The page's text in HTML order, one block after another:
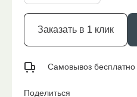
Заказать в 1 клик
Самовывоз бесплатно
Поделиться